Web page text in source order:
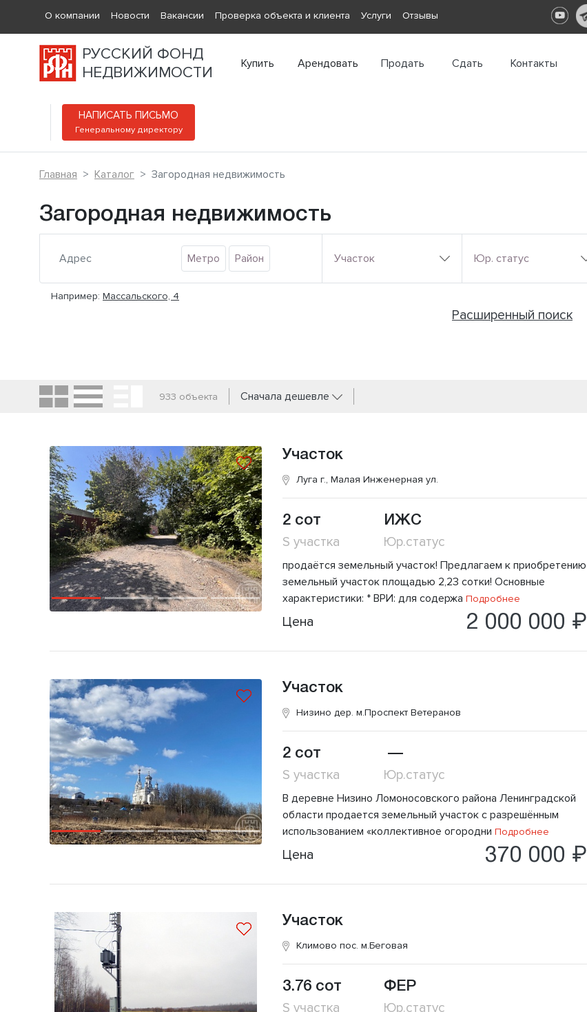
О компании Новости Вакансии Проверка объекта и клиента Услуги Отзывы
РУССКИЙ ФОНД
НЕДВИЖИМОСТИ
Купить Арендовать Продать Сдать Контакты
НАПИСАТЬ ПИСЬМО
Генеральному директору
Главная Каталог Загородная недвижимость
Загородная недвижимость
Например: Массальского, 4
Метро Район Участок Юр. статус
Расширенный поиск
933 объекта Сначала дешевле
Участок
Луга г., Малая Инженерная ул.
2 сот
S участка
ИЖС
Юр.статус
продаётся земельный участок! Предлагаем к приобретению
земельный участок площадью 2,23 сотки! Основные
характеристики: * ВРИ: для содержа Подробнее
Цена 2 000 000 ₽
Участок
Низино дер. м.Проспект Ветеранов
2 сот
S участка
—
Юр.статус
В деревне Низино Ломоносовского района Ленинградской
области продается земельный участок с разрешённым
использованием «коллективное огородни Подробнее
Цена 370 000 ₽
Участок
Климово пос. м.Беговая
3.76 сот
S участка
ФЕР
Юр.статус